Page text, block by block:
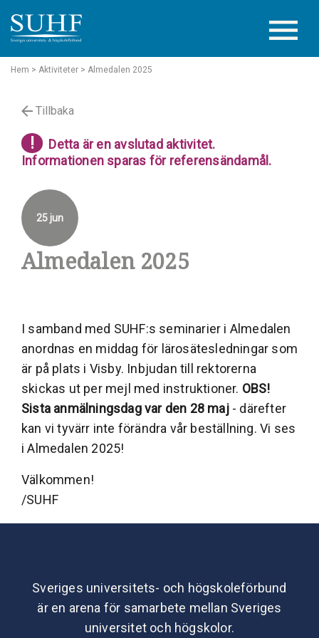
Hem > Aktiviteter > Almedalen 2025
Tillbaka
!
Detta är en avslutad aktivitet.
Informationen sparas för referensändamål.
Almedalen 2025
25 jun
I samband med SUHF:s seminarier i Almedalen
anordnas en middag för lärosätesledningar som
är på plats i Visby. Inbjudan till rektorerna
skickas ut per mejl med instruktioner. OBS!
Sista anmälningsdag var den 28 maj- därefter
kan vi tyvärr inte förändra vår beställning. Vi ses
i Almedalen 2025!
Välkommen!
/SUHF
Sveriges universitets- och högskoleförbund
är en arena för samarbete mellan Sveriges
universitet och högskolor.